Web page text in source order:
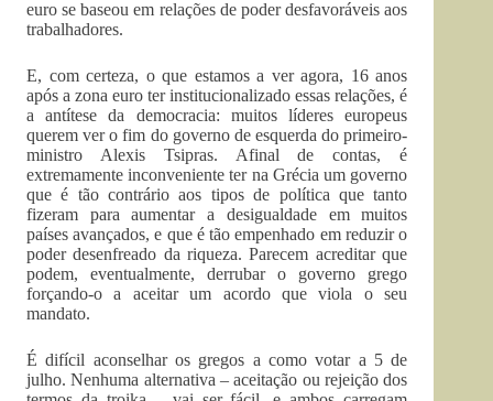
euro se baseou em relações de poder desfavoráveis aos
trabalhadores.
E, com certeza, o que estamos a ver agora, 16 anos
após a zona euro ter institucionalizado essas relações, é
a antítese da democracia: muitos líderes europeus
querem ver o fim do governo de esquerda do primeiro-
ministro Alexis Tsipras. Afinal de contas, é
extremamente inconveniente ter na Grécia um governo
que é tão contrário aos tipos de política que tanto
fizeram para aumentar a desigualdade em muitos
países avançados, e que é tão empenhado em reduzir o
poder desenfreado da riqueza. Parecem acreditar que
podem, eventualmente, derrubar o governo grego
forçando-o a aceitar um acordo que viola o seu
mandato.
É difícil aconselhar os gregos a como votar a 5 de
julho. Nenhuma alternativa – aceitação ou rejeição dos